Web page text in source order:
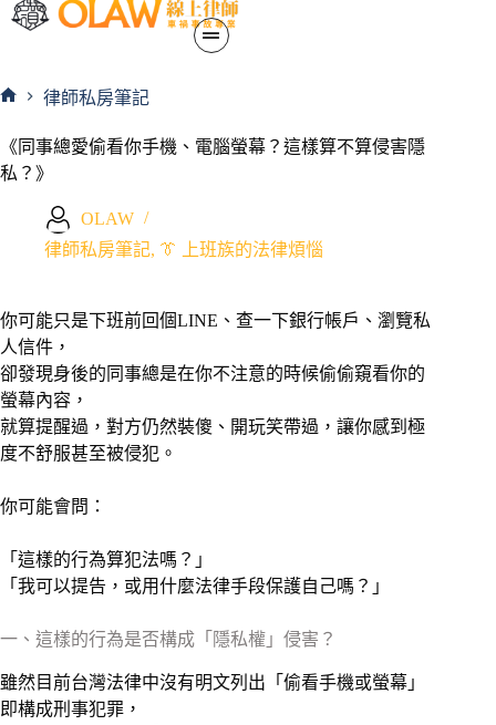
律師私房筆記
《同事總愛偷看你手機、電腦螢幕？這樣算不算侵害隱
私？》
OLAW
律師私房筆記, 👔 上班族的法律煩惱
你可能只是下班前回個LINE、查一下銀行帳戶、瀏覽私
人信件，
卻發現身後的同事總是在你不注意的時候偷偷窺看你的
螢幕內容，
就算提醒過，對方仍然裝傻、開玩笑帶過，讓你感到極
度不舒服甚至被侵犯。
你可能會問：
「這樣的行為算犯法嗎？」
「我可以提告，或用什麼法律手段保護自己嗎？」
一、這樣的行為是否構成「隱私權」侵害？
雖然目前台灣法律中沒有明文列出「偷看手機或螢幕」
即構成刑事犯罪，